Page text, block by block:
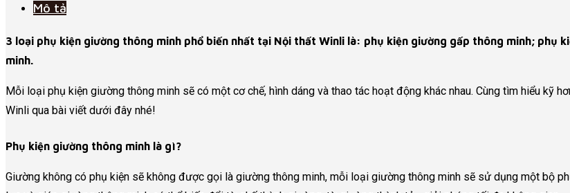
Mô tả
3 loại phụ kiện giường thông minh phổ biến nhất tại Nội thất Winli là: phụ kiện giường gấp thông minh; phụ
minh.
Mỗi loại phụ kiện giường thông minh sẽ có một cơ chế, hình dáng và thao tác hoạt động khác nhau. Cùng tìm hiểu kỹ
Winli qua bài viết dưới đây nhé!
Phụ kiện giường thông minh là gì?
Giường không có phụ kiện sẽ không được gọi là giường thông minh, mỗi loại giường thông minh sẽ sử dụng một bộ